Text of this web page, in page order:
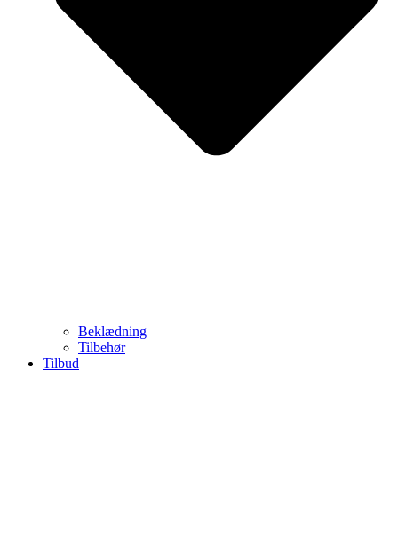
Beklædning
Tilbehør
Tilbud